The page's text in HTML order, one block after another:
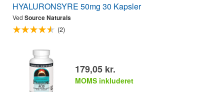
HYALURONSYRE 50mg 30 Kapsler
Ved Source Naturals
(2)
179,05 kr.
MOMS inkluderet